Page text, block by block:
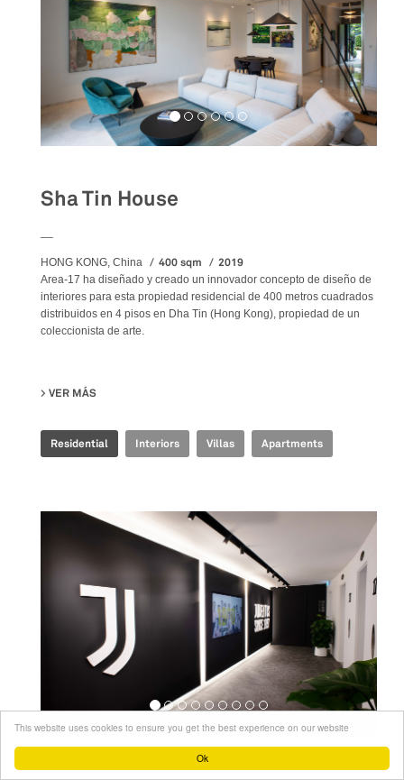
Ok
This website uses cookies to ensure you get the best experience on our website
Sha Tin House
HONG KONG, China 400 sqm 2019
Area-17 ha diseñado y creado un innovador concepto de diseño de
interiores para esta propiedad residencial de 400 metros cuadrados
distribuidos en 4 pisos en Dha Tin (Hong Kong), propiedad de un
coleccionista de arte.
VER MÁS
Residential Interiors Villas Apartments
Workspaces